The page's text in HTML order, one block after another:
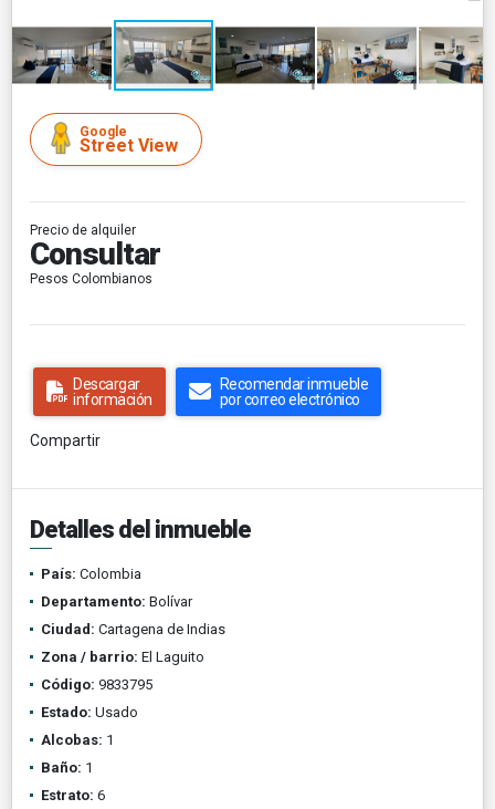
Google
Street View
Precio de alquiler
Consultar
Pesos Colombianos
Descargar
información
Recomendar inmueble
por correo electrónico
Compartir
Detalles del inmueble
País: Colombia
Departamento: Bolívar
Ciudad: Cartagena de Indias
Zona / barrio: El Laguito
Código: 9833795
Estado: Usado
Alcobas: 1
Baño: 1
Estrato: 6